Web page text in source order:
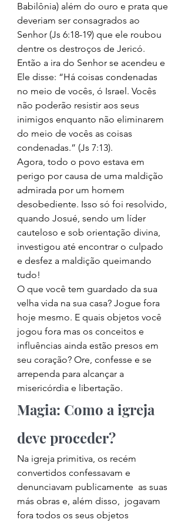
Babilônia) além do ouro e prata que
deveriam ser consagrados ao
Senhor (Js 6:18-19) que ele roubou
dentre os destroços de Jericó.
Então a ira do Senhor se acendeu e
Ele disse: “Há coisas condenadas
no meio de vocês, ó Israel. Vocês
não poderão resistir aos seus
inimigos enquanto não eliminarem
do meio de vocês as coisas
condenadas.” (Js 7:13).
Agora, todo o povo estava em
perigo por causa de uma maldição
admirada por um homem
desobediente. Isso só foi resolvido,
quando Josué, sendo um líder
cauteloso e sob orientação divina,
investigou até encontrar o culpado
e desfez a maldição queimando
tudo!
O que você tem guardado da sua
velha vida na sua casa? Jogue fora
hoje mesmo. E quais objetos você
jogou fora mas os conceitos e
influências ainda estão presos em
seu coração? Ore, confesse e se
arrependa para alcançar a
misericórdia e libertação.
Magia: Como a igreja
deve proceder?
Na igreja primitiva, os recém
convertidos confessavam e
denunciavam publicamente  as suas
más obras e, além disso,  jogavam
fora todos os seus objetos